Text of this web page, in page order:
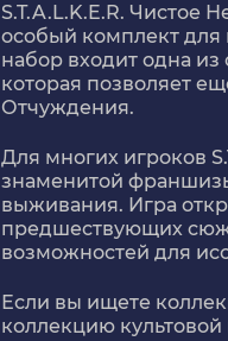
S.T.A.L.K.E.R. Чистое
особый комплект для
набор входит одна
которая позволяет
Отчуждения.
Для многих игроков
знаменитой
выживания. Игра
предшествующих
возможностей для
Если вы ищете
коллекцию